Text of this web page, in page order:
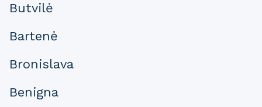
Butvilė
Bartenė
Bronislava
Benigna